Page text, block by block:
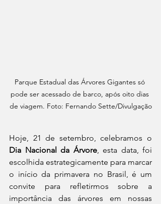
Parque Estadual das Árvores Gigantes só
pode ser acessado de barco, após oito dias
de viagem. Foto: Fernando Sette/Divulgação
Dia Nacional da Árvore, esta data, foi
escolhida estrategicamente para marcar
o início da primavera no Brasil, é um
convite para refletirmos sobre a
importância das árvores em nossas